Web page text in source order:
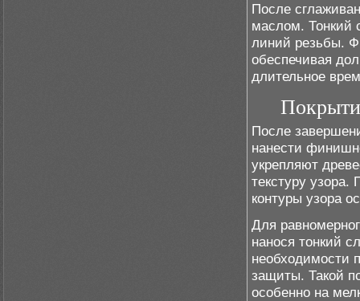
После
маслом. Тонкий
линий резьбы.
обеспечивая
длительное
После
нанести
укрепляют
текстуру
контуры узора
Для
нанося тонкий
необходимости
защиты. Такой
особенно на